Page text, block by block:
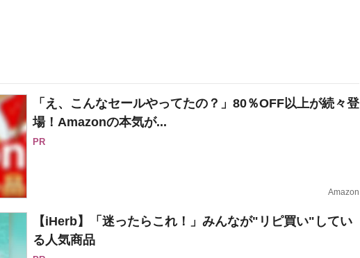
「え、こんなセールやってたの？」80％OFF以上が続々登
場！Amazonの本気が...
PR
Amazon
【iHerb】「迷ったらこれ！」みんなが"リピ買い"してい
る人気商品